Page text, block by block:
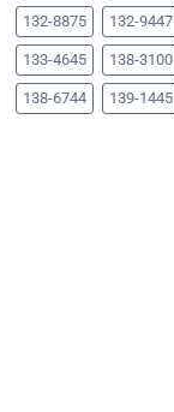
132-8875 132-9447
133-4645 138-3100
138-6744 139-1445